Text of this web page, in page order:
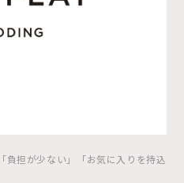
負担が少ない」「お気に入りを持込